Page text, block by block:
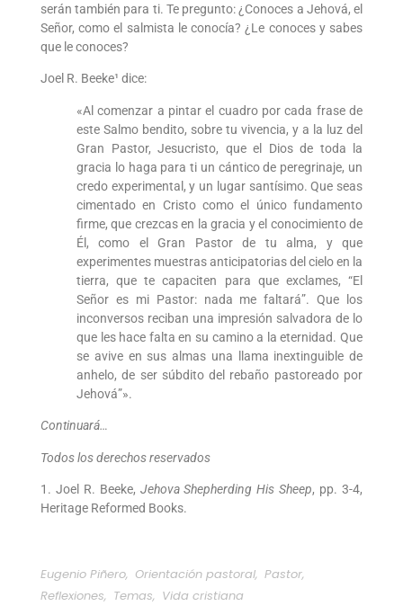
serán también para ti. Te pregunto: ¿Conoces a Jehová, el
Señor, como el salmista le conocía? ¿Le conoces y sabes
que le conoces?
Joel R. Beeke¹ dice:
«Al comenzar a pintar el cuadro por cada frase de
este Salmo bendito, sobre tu vivencia, y a la luz del
Gran Pastor, Jesucristo, que el Dios de toda la
gracia lo haga para ti un cántico de peregrinaje, un
credo experimental, y un lugar santísimo. Que seas
cimentado en Cristo como el único fundamento
firme, que crezcas en la gracia y el conocimiento de
Él, como el Gran Pastor de tu alma, y que
experimentes muestras anticipatorias del cielo en la
tierra, que te capaciten para que exclames, “El
Señor es mi Pastor: nada me faltará”. Que los
inconversos reciban una impresión salvadora de lo
que les hace falta en su camino a la eternidad. Que
se avive en sus almas una llama inextinguible de
anhelo, de ser súbdito del rebaño pastoreado por
Jehová”».
Continuará…
Todos losderechos reservados
1. Joel R. Beeke, Jehova Shepherding His Sheep, pp. 3-4,
Heritage Reformed Books.
Eugenio Piñero, Orientación pastoral, Pastor,
Reflexiones, Temas, Vida cristiana